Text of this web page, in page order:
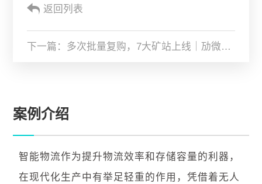
返回列表
下一篇：多次批量复购，7大矿站上线｜劢微机器人助力国有特大型化工企业智能物流升级
案例介绍
智能物流作为提升物流效率和存储容量的利器，
在现代化生产中有举足轻重的作用，凭借着无人